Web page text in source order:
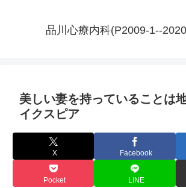
品川心療内科(P2009-1--
美しい妻を持っていることは
イクスピア
X Facebook
Pocket LINE